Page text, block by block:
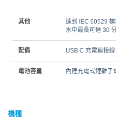
其他
達到 IEC 60529
水中最長可達 30
配備 USB C 充電連接
電池容量 內建充電式鋰離子
機種